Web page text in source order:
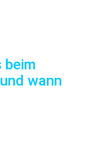
beim
wann